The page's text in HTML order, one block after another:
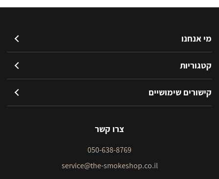
מי אנחנו
קטגוריות
קישורים שימושיים
צרו קשר
050-638-8769
service@the-smokeshop.co.il